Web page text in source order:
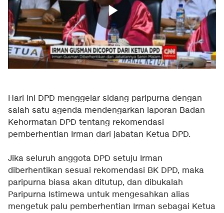
Hari ini DPD menggelar sidang paripurna dengan
salah satu agenda mendengarkan laporan Badan
Kehormatan DPD tentang rekomendasi
pemberhentian Irman dari jabatan Ketua DPD.
Jika seluruh anggota DPD setuju Irman
diberhentikan sesuai rekomendasi BK DPD, maka
paripurna biasa akan ditutup, dan dibukalah
Paripurna Istimewa untuk mengesahkan alias
mengetuk palu pemberhentian Irman sebagai Ketua